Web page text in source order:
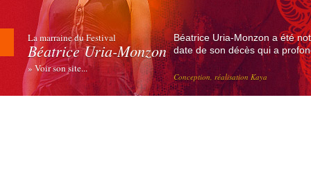
La marraine du Festival
Béatrice Uria-Monzon
» Voir son site...
Béatrice Uria-Monzon a été
date de son décès qui a
Conception, réalisation Kaya